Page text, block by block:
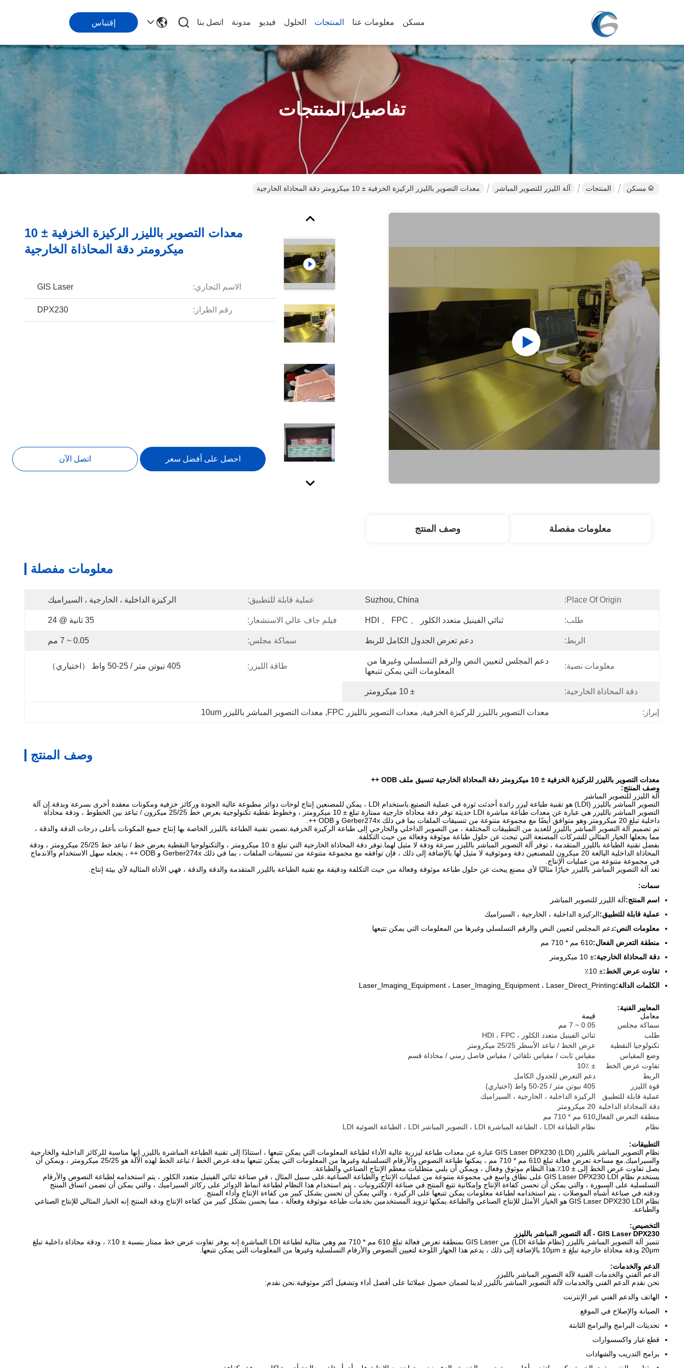
مسكن معلومات عنا المنتجات الحلول فيديو مدونة اتصل بنا إقتباس
تفاصيل المنتجات
مسكن المنتجات آلة الليزر للتصوير المباشر معدات التصوير بالليزر الركيزة الخزفية ± 10 ميكرومتر دقة المحاذاة الخارجية
معدات التصوير بالليزر الركيزة الخزفية ± 10
ميكرومتر دقة المحاذاة الخارجية
الاسم التجاري: GIS Laser
رقم الطراز: DPX230
احصل على أفضل سعر اتصل الآن
معلومات مفصلة وصف المنتج
معلومات مفصلة
Place Of Origin:
Suzhou, China عملية قابلة للتطبيق: الركيزة الداخلية ، الخارجية ، السيراميك
طلب: ثنائي الفينيل متعدد الكلور 、 HDI 、 FPC فيلم جاف عالي الاستشعار: 35 ثانية @ 24
الربط: دعم تعرض الجدول الكامل للربط سماكة مجلس: 0.05 ~ 7 مم
معلومات نصية:
المعلومات التي يمكن تتبعها
طاقة الليزر: 405 نيوتن متر / 25-50 واط （اختياري）
دقة المحاذاة الخارجية: ± 10 ميكرومتر
إبراز: معدات التصوير بالليزر للركيزة الخزفية, معدات التصوير بالليزر FPC , معدات التصوير المباشر بالليزر 10um
وصف المنتج
معدات التصوير بالليزر للركيزة الخزفية ± 10 ميكرومتر دقة المحاذاة الخارجية تنسيق ملف ODB ++
وصف المنتج:
آلة الليزر للتصوير المباشر
التصوير المباشر بالليزر (LDI) هو تقنية طباعة ليزر رائدة أحدثت ثورة في عملية التصنيع.باستخدام LDI ، يمكن للمصنعين إنتاج لوحات دوائر مطبوعة عالية الجودة وركائز خزفية ومكونات معقدة أخرى بسرعة وبدقة.إن آلة
التصوير المباشر بالليزر هي عبارة عن معدات طباعة مباشرة LDI حديثة توفر دقة محاذاة خارجية ممتازة تبلغ ± 10 ميكرومتر ، وخطوط نقطية تكنولوجية بعرض خط 25/25 ميكرون / تباعد بين الخطوط ، ودقة محاذاة
داخلية تبلغ 20 ميكرومتر.وهو متوافق أيضًا مع مجموعة متنوعة من تنسيقات الملفات بما في ذلك Gerber274x و ODB ++.
تم تصميم آلة التصوير المباشر بالليزر للعديد من التطبيقات المختلفة ، من التصوير الداخلي والخارجي إلى طباعة الركيزة الخزفية.تضمن تقنية الطباعة بالليزر الخاصة بها إنتاج جميع المكونات بأعلى درجات الدقة والدقة ،
مما يجعلها الخيار المثالي للشركات المصنعة التي تبحث عن حلول طباعة موثوقة وفعالة من حيث التكلفة.
بفضل تقنية الطباعة بالليزر المتقدمة ، توفر آلة التصوير المباشر بالليزر سرعة ودقة لا مثيل لهما.توفر دقة المحاذاة الخارجية التي تبلغ ± 10 ميكرومتر ، والتكنولوجيا النقطية بعرض خط / تباعد خط 25/25 ميكرومتر ، ودقة
المحاذاة الداخلية البالغة 20 ميكرون للمصنعين دقة وموثوقية لا مثيل لها.بالإضافة إلى ذلك ، فإن توافقه مع مجموعة متنوعة من تنسيقات الملفات ، بما في ذلك Gerber274x و ODB ++ ، يجعله سهل الاستخدام والاندماج
في مجموعة متنوعة من عمليات الإنتاج.
تعد آلة التصوير المباشر بالليزر خيارًا مثاليًا لأي مصنع يبحث عن حلول طباعة موثوقة وفعالة من حيث التكلفة ودقيقة.مع تقنية الطباعة بالليزر المتقدمة والدقة والدقة ، فهي الأداة المثالية لأي بيئة إنتاج.
سمات:
اسم المنتج:آلة الليزر للتصوير المباشر
عملية قابلة للتطبيق:الركيزة الداخلية ، الخارجية ، السيراميك
معلومات النص:دعم المجلس لتعيين النص والرقم التسلسلي وغيرها من المعلومات التي يمكن تتبعها
منطقة التعرض الفعال:610 مم * 710 مم
دقة المحاذاة الخارجية:± 10 ميكرومتر
تفاوت عرض الخط:± 10٪
الكلمات الدالة:Laser_Imaging_Equipment ، Laser_Imaging_Equipment ، Laser_Direct_Printing
المعايير الفنية:
معامل
قيمة
سماكة مجلس
0.05 ~ 7 مم
طلب
ثنائي الفينيل متعدد الكلور ، HDI ، FPC
تكنولوجيا النقطية
عرض الخط / تباعد الأسطر 25/25 ميكرومتر
وضع المقياس
مقياس ثابت / مقياس تلقائي / مقياس فاصل زمني / محاذاة قسم
تفاوت عرض الخط
± 10٪
الربط
دعم التعرض للجدول الكامل
قوة الليزر
405 نيوتن متر / 25-50 واط (اختياري)
عملية قابلة للتطبيق
الركيزة الداخلية ، الخارجية ، السيراميك
دقة المحاذاة الداخلية 20 ميكرومتر
منطقة التعرض الفعال610 مم * 710 مم
نظام
نظام الطباعة LDI ، الطباعة المباشرة LDI ، التصوير المباشر LDI ، الطباعة الضوئية LDI
التطبيقات:
نظام التصوير المباشر بالليزر (LDI) GIS Laser DPX230 عبارة عن معدات طباعة ليزرية عالية الأداء لطباعة المعلومات التي يمكن تتبعها ، استنادًا إلى تقنية الطباعة المباشرة بالليزر.إنها مناسبة للركائز الداخلية والخارجية
والسيراميك.مع مساحة تعرض فعالة تبلغ 610 مم * 710 مم ، يمكنها طباعة النصوص والأرقام التسلسلية وغيرها من المعلومات التي يمكن تتبعها بدقة.عرض الخط / تباعد الخط لهذه الآلة هو 25/25 ميكرومتر ، ويمكن أن
يصل تفاوت عرض الخط إلى ± 10٪.هذا النظام موثوق وفعال ، ويمكن أن يلبي متطلبات معظم الإنتاج الصناعي والطباعة.
يستخدم نظام GIS Laser DPX230 LDI على نطاق واسع في مجموعة متنوعة من عمليات الإنتاج والطباعة الصناعية.على سبيل المثال ، في صناعة ثنائي الفينيل متعدد الكلور ، يتم استخدامه لطباعة النصوص والأرقام
التسلسلية على السبورة ، والتي يمكن أن تحسن كفاءة الإنتاج وإمكانية تتبع المنتج.في صناعة الإلكترونيات ، يتم استخدام هذا النظام لطباعة أنماط الدوائر على ركائز السيراميك ، والتي يمكن أن تضمن اتساق المنتج
ودقته.في صناعة أشباه الموصلات ، يتم استخدامه لطباعة معلومات يمكن تتبعها على الركيزة ، والتي يمكن أن تحسن بشكل كبير من كفاءة الإنتاج وأداء المنتج.
نظام GIS Laser DPX230 LDI هو الخيار الأمثل للإنتاج الصناعي والطباعة.يمكنها تزويد المستخدمين بخدمات طباعة موثوقة وفعالة ، مما يحسن بشكل كبير من كفاءة الإنتاج ودقة المنتج.إنه الخيار المثالي للإنتاج الصناعي
والطباعة.
التخصيص:
GIS Laser DPX230 - آلة التصوير المباشر بالليزر
تتميز آلة التصوير المباشر بالليزر (نظام طباعة LDI) من GIS Laser بمنطقة تعرض فعالة تبلغ 610 مم * 710 مم وهي مثالية لطباعة LDI المباشرة.إنه يوفر تفاوت عرض خط ممتاز بنسبة ± 10٪ ، ودقة محاذاة داخلية تبلغ
20μm ودقة محاذاة خارجية تبلغ ± 10μm.بالإضافة إلى ذلك ، يدعم هذا الجهاز اللوحة لتعيين النصوص والأرقام التسلسلية وغيرها من المعلومات التي يمكن تتبعها.
الدعم والخدمات:
الدعم الفني والخدمات الفنية لآلة التصوير المباشر بالليزر
نحن نقدم الدعم الفني والخدمات لآلة التصوير المباشر بالليزر لدينا لضمان حصول عملائنا على أفضل أداء وتشغيل أكثر موثوقية.نحن نقدم:
الهاتف والدعم الفني عبر الإنترنت
الصيانة والإصلاح في الموقع
تحديثات البرامج والبرامج الثابتة
قطع غيار واكسسوارات
برامج التدريب والشهادات